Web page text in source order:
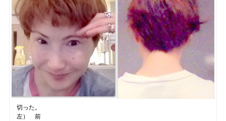
切った。
左） 前